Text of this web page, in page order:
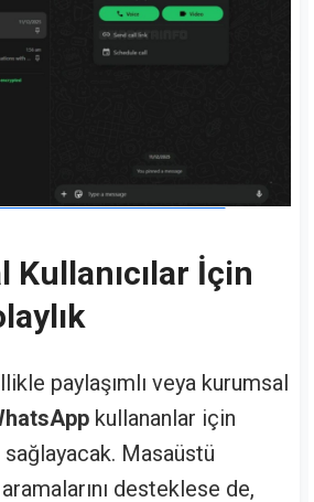
Kullanıcılar İçin
paylaşımlı veya kurumsal
kullananlar için
Masaüstü
desteklese de,